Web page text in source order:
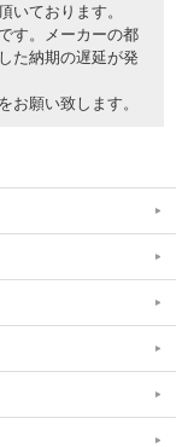
、電源配線、温度センサ
いております。
す。メーカーの都
た納期の遅延が発
お願い致します。